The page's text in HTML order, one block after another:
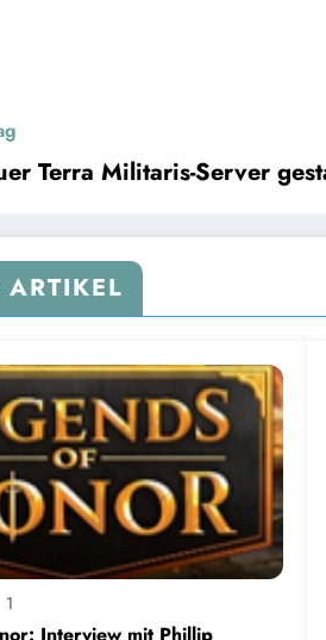
Terra Militaris-Server
1
Interview mit Phillip